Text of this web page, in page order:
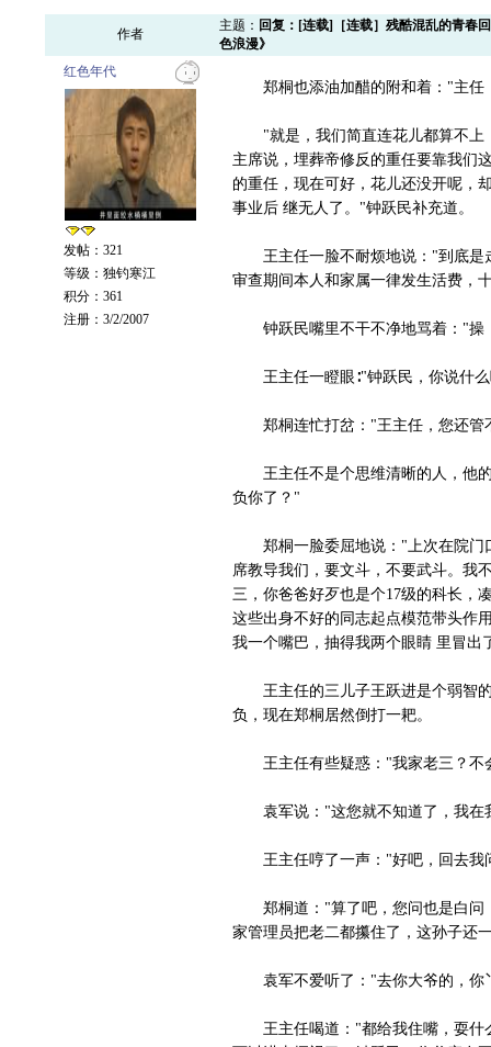
作者
主题： 回复：[连载]［连载］残酷混乱的青春
色浪漫》
红色年代
发帖：321
等级：独钓寒江
积分：361
注册：3/2/2007
郑桐也添油加醋的附和着："主任
"就是，我们简直连花儿都算不上
主席说，埋葬帝修反的重任要靠我们
的重任，现在可好，花儿还没开呢，
事业后 继无人了。"钟跃民补充道。
王主任一脸不耐烦地说："到底是
审查期间本人和家属一律发生活费，
钟跃民嘴里不干不净地骂着："操
王主任一瞪眼∶"钟跃民，你说什
郑桐连忙打岔："王主任，您还管
王主任不是个思维清晰的人，他的
负你了？"
郑桐一脸委屈地说："上次在院门
席教导我们，要文斗，不要武斗。我
三，你爸爸好歹也是个17级的科长，
这些出身不好的同志起点模范带头作
我一个嘴巴，抽得我两个眼睛 里冒
王主任的三儿子王跃进是个弱智的
负，现在郑桐居然倒打一耙。
王主任有些疑惑："我家老三？不
袁军说："这您就不知道了，我在
王主任哼了一声："好吧，回去我
郑桐道："算了吧，您问也是白问
家管理员把老二都攥住了，这孙子还
袁军不爱听了："去你大爷的，你
王主任喝道："都给我住嘴，耍什